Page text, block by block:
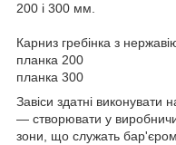
200 і 300 мм.
Карниз гребінка з
планка 200
планка 300
Завіси здатні виконувати
— створювати у
зони, що служать